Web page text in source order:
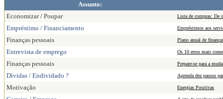
Assunto:
Economizar / Poupar
Lista de compras: De
Empréstimo / Financiamento Empréstimos aos
Finanças pessoais Plano anual de
Entrevista de emprego Os 10 erros mais
Finanças pessoais Prepare-se para a
Dívidas / Endividado ? Aprenda dez passos
Motivação Energias Positivas